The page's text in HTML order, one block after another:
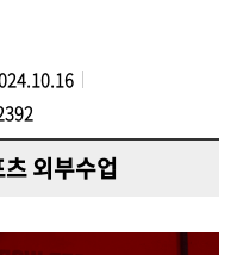
외부수업